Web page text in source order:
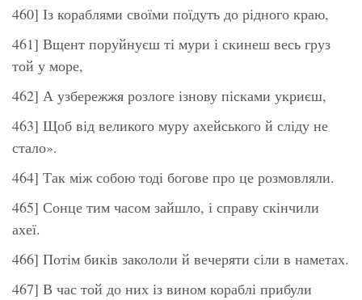
460] Із кораблями своїми поїдуть до рідного краю,
461] Вщент поруйнуєш ті мури і скинеш весь груз
той у море,
462] А узбережжя розлоге ізнову пісками укриєш,
463] Щоб від великого муру ахейського й сліду не
стало».
464] Так між собою тоді богове про це розмовляли.
465] Сонце тим часом зайшло, і справу скінчили
ахеї.
466] Потім биків закололи й вечеряти сіли в наметах.
467] В час той до них із вином кораблі прибули